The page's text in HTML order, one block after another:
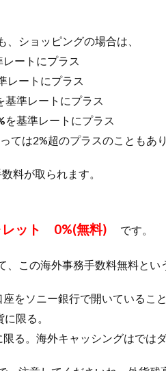
、ショッピングの場合は、
レートにプラス
レートにプラス
基準レートにプラス
を基準レートにプラス
ては2%超のプラスのこともあ
料が取られます。
レット 0%(無料) です。
、この海外事務手数料無料とい
をソニー銀行で開いていること
限る。
る。海外キャッシングはではダ